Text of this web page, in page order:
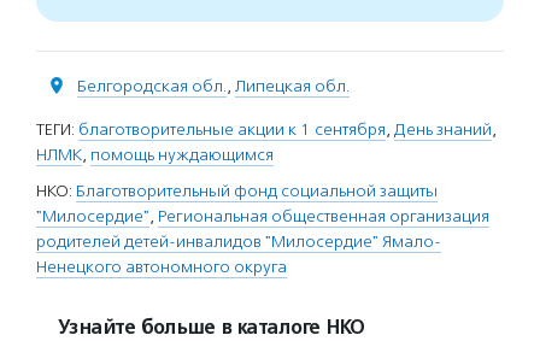
Белгородская обл., Липецкая обл.
ТЕГИ: благотворительные акции к 1 сентября, День знаний,
НЛМК, помощь нуждающимся
НКО: Благотворительный фонд социальной защиты
"Милосердие", Региональная общественная организация
родителей детей-инвалидов "Милосердие" Ямало-
Ненецкого автономного округа
Узнайте больше в каталоге НКО